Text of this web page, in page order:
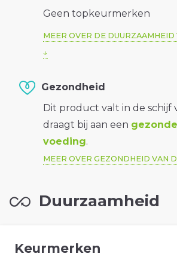
Geen topkeurmerken
MEER OVER DE
Gezondheid
Dit product valt in de schijf
draagt bij aan een
voeding.
MEER OVER GEZONDHEID VAN
Duurzaamheid
Keurmerken